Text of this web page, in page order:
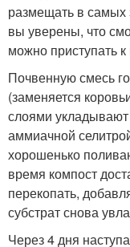
размещать в самых
вы уверены, что
можно приступать
Почвенную смесь
(заменяется
слоями
аммиачной
хорошенько
время компост
перекопать,
субстрат снова
Через 4 дня